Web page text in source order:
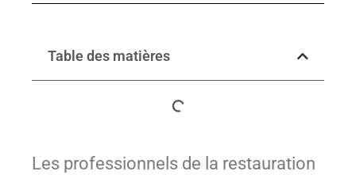
Table des matières
Les professionnels de la restauration